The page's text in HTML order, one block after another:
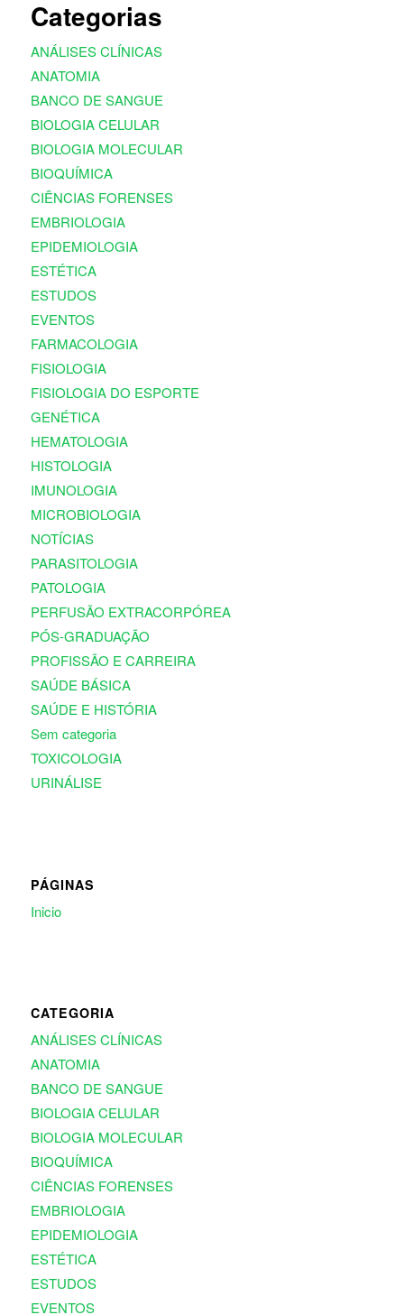
Categorias
ANÁLISES CLÍNICAS
ANATOMIA
BANCO DE SANGUE
BIOLOGIA CELULAR
BIOLOGIA MOLECULAR
BIOQUÍMICA
CIÊNCIAS FORENSES
EMBRIOLOGIA
EPIDEMIOLOGIA
ESTÉTICA
ESTUDOS
EVENTOS
FARMACOLOGIA
FISIOLOGIA
FISIOLOGIA DO ESPORTE
GENÉTICA
HEMATOLOGIA
HISTOLOGIA
IMUNOLOGIA
MICROBIOLOGIA
NOTÍCIAS
PARASITOLOGIA
PATOLOGIA
PERFUSÃO EXTRACORPÓREA
PÓS-GRADUAÇÃO
PROFISSÃO E CARREIRA
SAÚDE BÁSICA
SAÚDE E HISTÓRIA
Sem categoria
TOXICOLOGIA
URINÁLISE
PÁGINAS
Inicio
CATEGORIA
ANÁLISES CLÍNICAS
ANATOMIA
BANCO DE SANGUE
BIOLOGIA CELULAR
BIOLOGIA MOLECULAR
BIOQUÍMICA
CIÊNCIAS FORENSES
EMBRIOLOGIA
EPIDEMIOLOGIA
ESTÉTICA
ESTUDOS
EVENTOS